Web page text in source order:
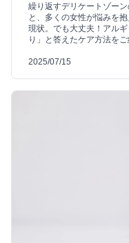
繰り返すデリケートゾー
と、多くの女性が悩みを
現状。でも大丈夫！アル
り」と答えたケア方法をご
2025/07/15